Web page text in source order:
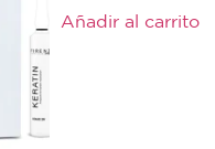
5
Añadir al carrito